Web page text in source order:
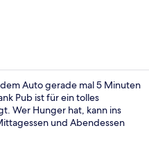
Auto gerade mal 5 Minuten
Pub ist für ein tolles
Wer Hunger hat, kann ins
und Abendessen